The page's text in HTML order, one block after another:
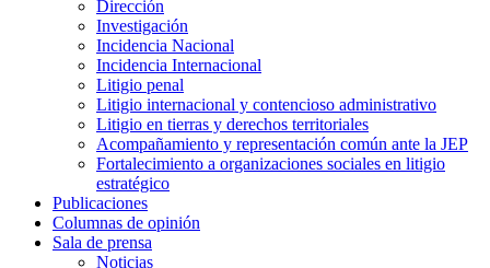
Dirección
Investigación
Incidencia Nacional
Incidencia Internacional
Litigio penal
Litigio internacional y contencioso administrativo
Litigio en tierras y derechos territoriales
Acompañamiento y representación común ante la JEP
Fortalecimiento a organizaciones sociales en litigio
estratégico
Publicaciones
Columnas de opinión
Sala de prensa
Noticias